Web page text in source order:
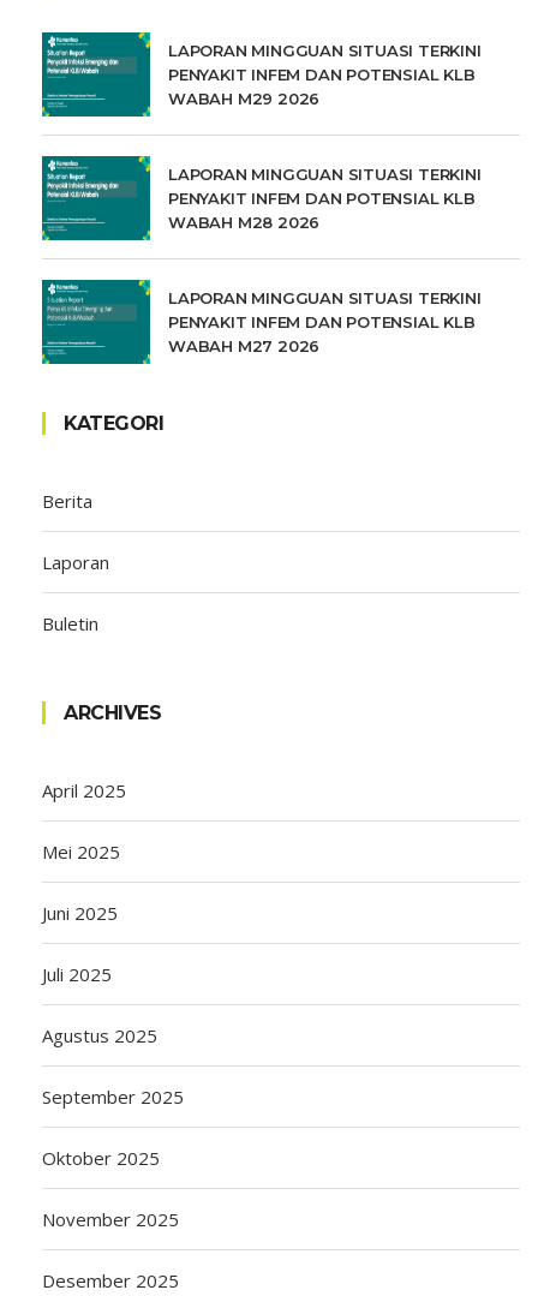
LAPORAN MINGGUAN SITUASI TERKINI
PENYAKIT INFEM DAN POTENSIAL KLB
WABAH M29 2026
LAPORAN MINGGUAN SITUASI TERKINI
PENYAKIT INFEM DAN POTENSIAL KLB
WABAH M28 2026
LAPORAN MINGGUAN SITUASI TERKINI
PENYAKIT INFEM DAN POTENSIAL KLB
WABAH M27 2026
KATEGORI
Berita
Laporan
Buletin
ARCHIVES
April 2025
Mei 2025
Juni 2025
Juli 2025
Agustus 2025
September 2025
Oktober 2025
November 2025
Desember 2025